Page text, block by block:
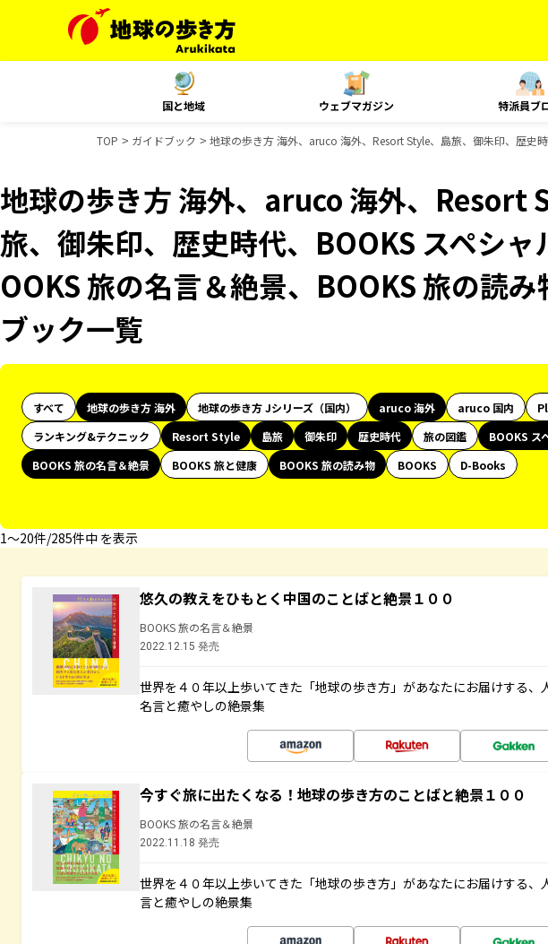
国と地域 ウェブマガジン 特派員ブ
TOP ガイドブック 地球の歩き方 海外、aruco 海外、Resort Style、島旅、御朱印、歴史
地球の歩き方 海外、aruco 海外、Resort
旅、御朱印、歴史時代、BOOKS スペシャ
OOKS 旅の名言＆絶景、BOOKS 旅の読み
ブック一覧
すべて 地球の歩き方 海外 地球の歩き方 Jシリーズ（国内） aruco 海外 aruco 国内
ランキング&テクニック
Resort Style 島旅 御朱印 歴史時代 旅の図鑑
BOOKS ス
BOOKS 旅の名言＆絶景
BOOKS 旅と健康 BOOKS 旅の読み物 BOOKS
D-Books
1〜20件/285件中 を表示
悠久の教えをひもとく中国のことばと絶景１００
BOOKS 旅の名言＆絶景
2022.12.15 発売
世界を４０年以上歩いてきた「地球の歩き方」があなたにお届けする、
名言と癒やしの絶景集
今すぐ旅に出たくなる！地球の歩き方のことばと絶景１００
BOOKS 旅の名言＆絶景
2022.11.18 発売
世界を４０年以上歩いてきた「地球の歩き方」があなたにお届けする、
言と癒やしの絶景集